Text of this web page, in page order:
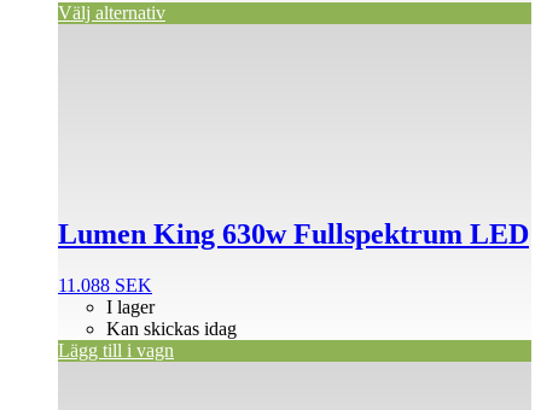
Välj alternativ
Lumen King 630w Fullspektrum LED
11.088 SEK
I lager
Kan skickas idag
Lägg till i vagn